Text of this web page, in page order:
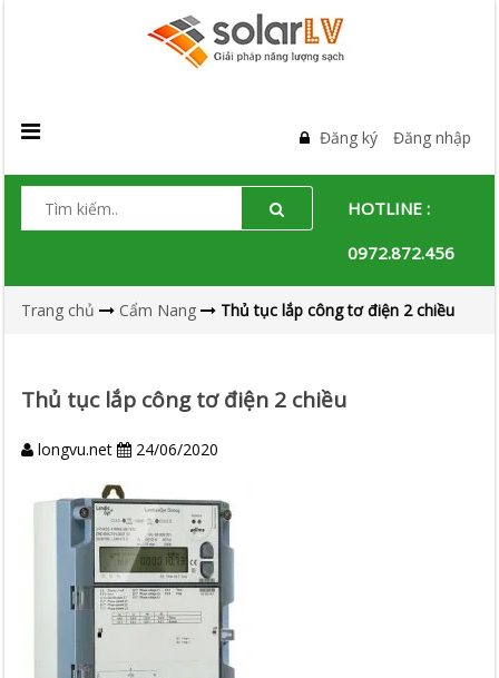
Đăng ký Đăng nhập
HOTLINE :
0972.872.456
Trang chủ Cẩm Nang Thủ tục lắp công tơ điện 2 chiều
Thủ tục lắp công tơ điện 2 chiều
longvu.net 24/06/2020